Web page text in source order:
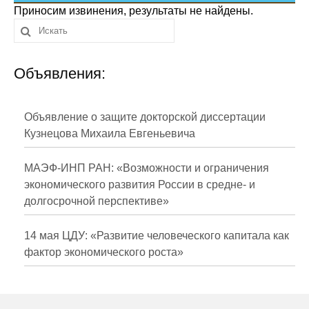
Сотрудники
Отчетность
Противодействие коррупции
Публикации
Научная жизнь
Издания
Проблемы прогнозирования
О журнале
Приносим извинения, результаты не найдены.
Объявления:
Объявление о защите докторской диссертации
Кузнецова Михаила Евгеньевича
МАЭФ-ИНП РАН: «Возможности и ограничения
экономического развития России в средне- и
долгосрочной перспективе»
14 мая ЦДУ: «Развитие человеческого капитала как
фактор экономического роста»